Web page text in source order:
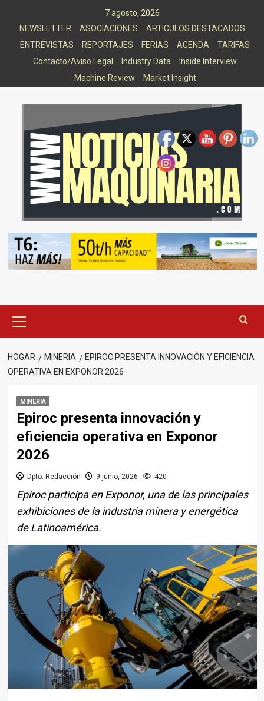
7 agosto, 2026
NEWSLETTER
ASOCIACIONES
ARTICULOS DESTACADOS
ENTREVISTAS
REPORTAJES FERIAS AGENDA
TARIFAS
Contacto/Aviso Legal
Industry Data
Inside Interview
Machine Review
Market Insight
principal
HOGAR MINERIA
EPIROC PRESENTA INNOVACIÓN Y EFICIENCIA
OPERATIVA EN EXPONOR 2026
MINERIA
Epiroc presenta innovación y
eficiencia operativa en Exponor
2026
Dpto. Redacción 9 junio, 2026 420
Epiroc participa en Exponor, una de las principales
exhibiciones de la industria minera y energética
de Latinoamérica.